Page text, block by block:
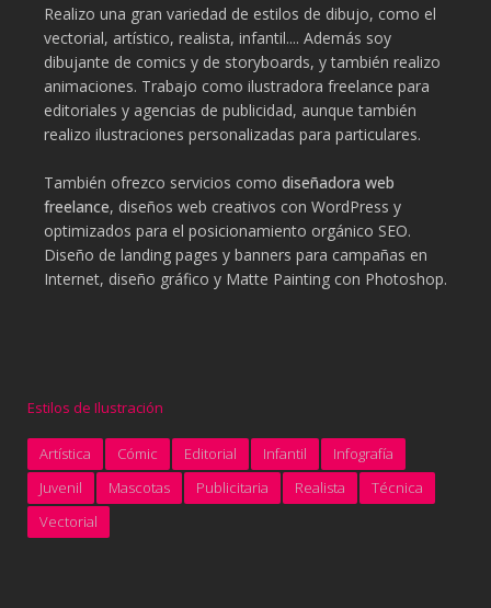
Realizo una gran variedad de estilos de dibujo, como el
vectorial, artístico, realista, infantil.... Además soy
dibujante de comics y de storyboards, y también realizo
animaciones. Trabajo como ilustradora freelance para
editoriales y agencias de publicidad, aunque también
realizo ilustraciones personalizadas para particulares.
También ofrezco servicios como diseñadora web
freelance, diseños web creativos con WordPress y
optimizados para el posicionamiento orgánico SEO.
Diseño de landing pages y banners para campañas en
Internet, diseño gráfico y Matte Painting con Photoshop.
Estilos de Ilustración
Artística Cómic Editorial Infantil
Infografía
Juvenil
Mascotas Publicitaria Realista
Técnica
Vectorial